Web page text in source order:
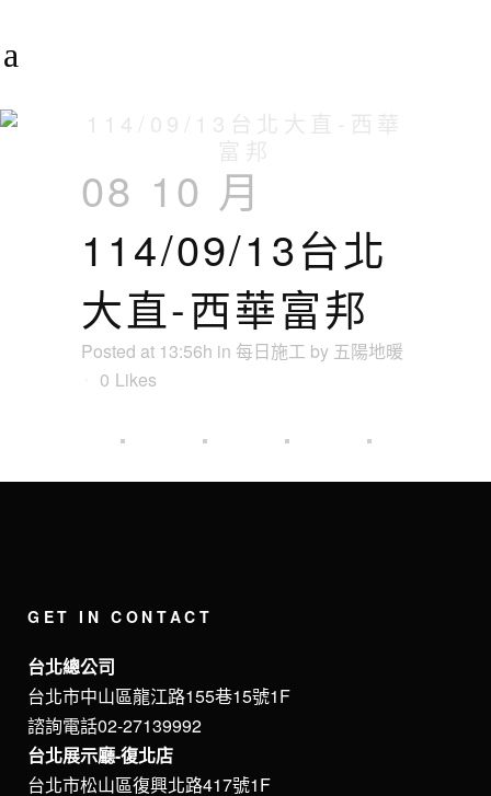
08 10 月
114/09/13台北
大直-西華富邦
Posted at 13:56h in 每日施工 by 五陽地暖
0 Likes
GET IN CONTACT
台北總公司
台北市中山區龍江路155巷15號1F
諮詢電話02-27139992
台北展示廳-復北店
台北市松山區復興北路417號1F